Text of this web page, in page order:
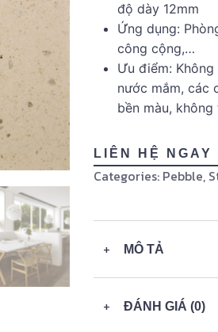
độ dày 12mm
Ứng dụng:
công cộng,…
Ưu điểm:
nước mắm, các
bền màu,
LIÊN HỆ
Categories: Pebble,
+ MÔ TẢ
+ ĐÁNH GIÁ (0)